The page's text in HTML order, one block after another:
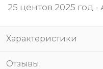
25 центов 2025 год -
Характеристики
Отзывы